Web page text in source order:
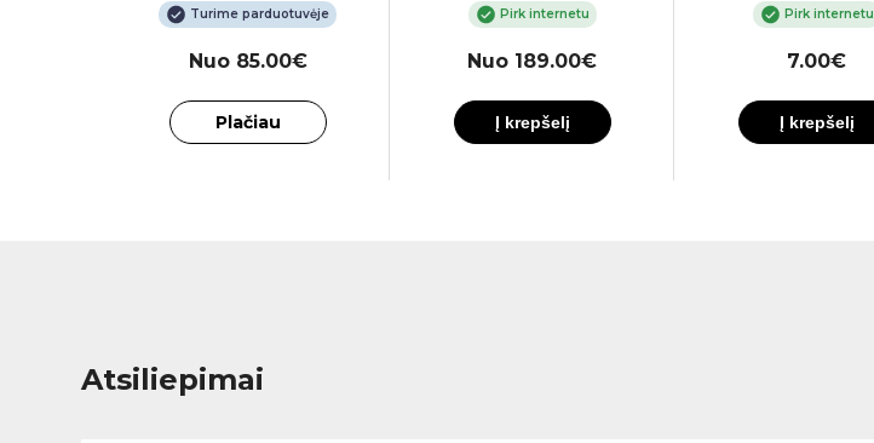
Turime parduotuvėje
Nuo 85.00€
Plačiau
Pirk internetu
Nuo 189.00€
Į krepšelį
Pirk internetu
7.00€
Į krepšelį
Atsiliepimai